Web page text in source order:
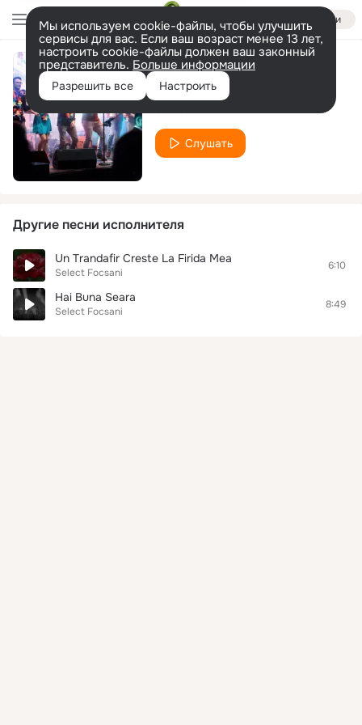
Войти
Мы используем cookie-файлы, чтобы улучшить
сервисы для вас. Если ваш возраст менее 13 лет,
настроить cookie-файлы должен ваш законный
представитель. Больше информации
Разрешить все Настроить
Au, Au, Inima Mea
Слушать
Другие песни исполнителя
Un Trandafir Creste La Firida Mea
Select Focsani
6:10
Hai Buna Seara
Select Focsani
8:49